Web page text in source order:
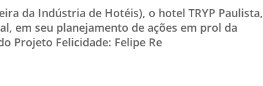
E APROVADO
NOTÍCIAS
da Indústria de Hotéis), o hotel TRYP Paulista,
em seu planejamento de ações em prol da
Projeto Felicidade: Felipe Re